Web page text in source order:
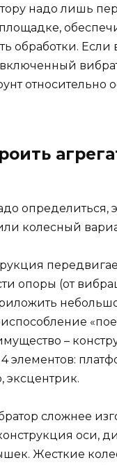
надо лишь
обработки. Если
относительно
определиться,
колесный
опоры (от
–
элементов:
эксцентрик.
сложнее
оси,
Жесткие